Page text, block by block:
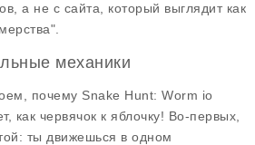
а не с сайта, который выглядит как
механики
почему Snake Hunt: Worm io
как червячок к яблочку! Во-первых,
ты движешься в одном